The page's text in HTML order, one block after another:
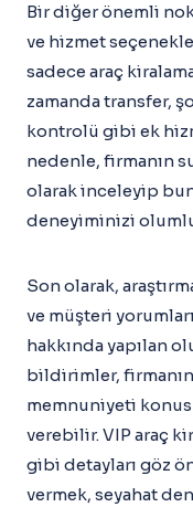
Bir diğer önemli
ve hizmet
sadece araç
zamanda transfer,
kontrolü gibi ek
nedenle, firmanın
olarak inceleyip
deneyiminizi
Son olarak,
ve müşteri
hakkında yapılan
bildirimler,
memnuniyeti
verebilir. VIP araç
gibi detayları göz
vermek, seyahat